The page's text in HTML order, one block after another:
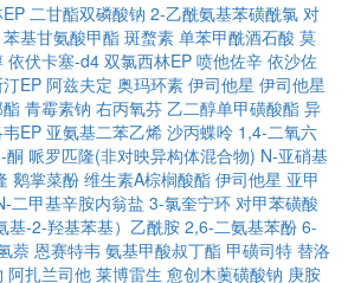
二甘酯双磷酸钠 2-乙酰氨基苯磺酰氯 对
苯基甘氨酸甲酯 斑蝥素 单苯甲酰酒石酸 莫
依伏卡塞-d4 双氯西林EP 喷他佐辛 依沙佐
EP阿兹夫定 奥玛环素 伊司他星 伊司他星
青霉素钠 右丙氧芬 乙二醇单甲磺酸酯 异
EP 亚氨基二苯乙烯 沙丙蝶呤 1,4-二氧六
酮 哌罗匹隆(非对映异构体混合物) N-亚硝基
鹅掌菜酚 维生素A棕榈酸酯 伊司他星 亚甲
二甲基辛胺内翁盐 3-氯奎宁环 对甲苯磺酸
基-2-羟基苯基）乙酰胺 2,6-二氨基苯酚 6-
萘 恩赛特韦 氨基甲酸叔丁酯 甲磺司特 替洛
阿扎兰司他 莱博雷生 愈创木薁磺酸钠 庚胺